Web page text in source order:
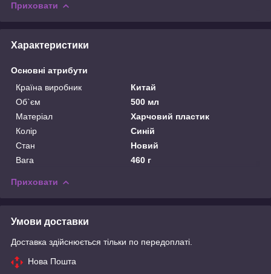
Приховати
Характеристики
Основні атрибути
Країна виробник
Китай
Об`єм
500 мл
Матеріал
Харчовий пластик
Колір
Синій
Стан
Новий
Вага
460 г
Приховати
Умови доставки
Доставка здійснюється тільки по передоплаті.
Нова Пошта